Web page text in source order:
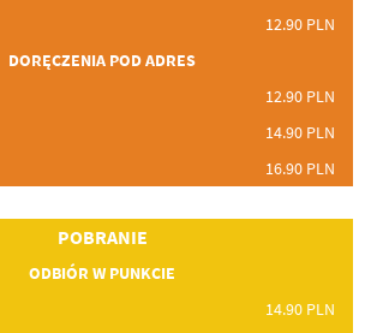
12.90 PLN
DORĘCZENIA PODADRES
12.90 PLN
14.90 PLN
16.90 PLN
POBRANIE
ODBIÓR WPUNKCIE
14.90 PLN